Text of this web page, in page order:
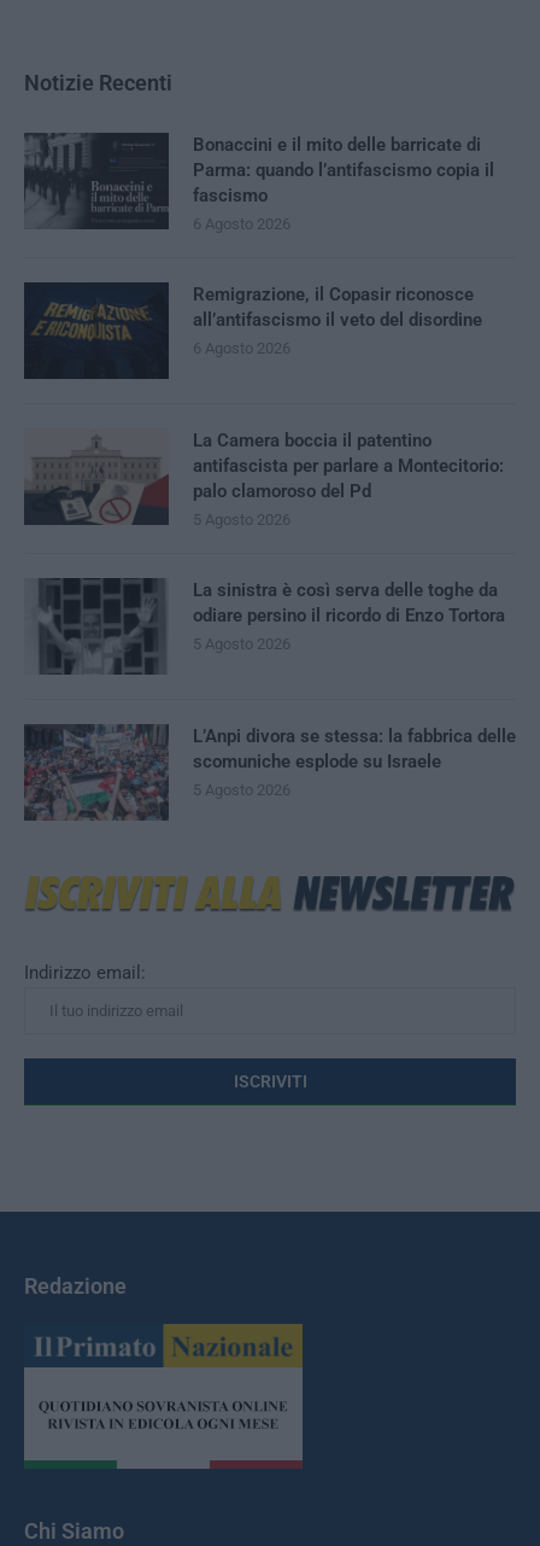
Indirizzo email:
Notizie Recenti
Bonaccini e il mito delle barricate di
Parma: quando l’antifascismo copia il
fascismo
6 Agosto 2026
Remigrazione, il Copasir riconosce
all’antifascismo il veto del disordine
6 Agosto 2026
La Camera boccia il patentino
antifascista per parlare a Montecitorio:
palo clamoroso del Pd
5 Agosto 2026
La sinistra è così serva delle toghe da
odiare persino il ricordo di Enzo Tortora
5 Agosto 2026
L’Anpi divora se stessa: la fabbrica delle
scomuniche esplode su Israele
5 Agosto 2026
Redazione
Chi Siamo